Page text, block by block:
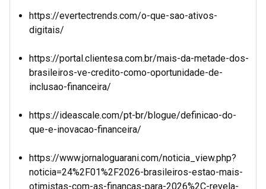
https://evertectrends.com/o-que-sao-ativos-
digitais/
https://portal.clientesa.com.br/mais-da-metade-dos-
brasileiros-ve-credito-como-oportunidade-de-
inclusao-financeira/
https://ideascale.com/pt-br/blogue/definicao-do-
que-e-inovacao-financeira/
https://www.jornaloguarani.com/noticia_view.php?
noticia=24%2F01%2F2026-brasileiros-estao-mais-
otimistas-com-as-financas-para-2026%2C-revela-